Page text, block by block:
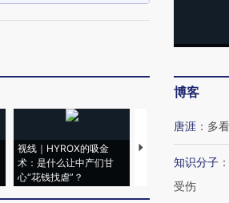
视线｜HYROX的吸金
术：是什么让中产们甘
心“花钱找虐”？
马航飞行员跨国走
粒摇头丸 尿检体内
博客
唐涯 ： 多
知识分子 ：
受伤